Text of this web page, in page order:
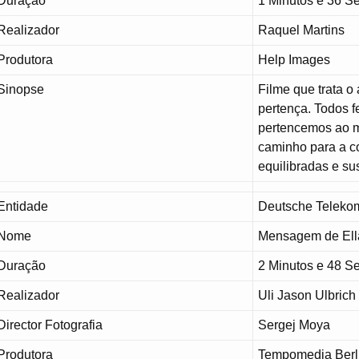
Raquel Martins
Help Images
Filme que trata
pertença. Todos
pertencemos ao
caminho para a
equilibradas e
Deutsche
Mensagem de
2 Minutos e 48
Uli Jason Ulbrich
Fotografia Sergej Moya
Tempomedia